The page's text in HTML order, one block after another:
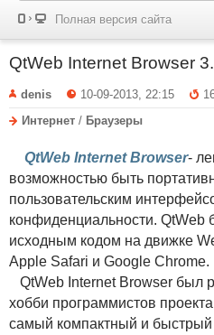
Полная версия сайта
QtWeb Internet Browser
denis 10-09-2013, 22:15
Интернет / Браузеры
QtWeb Internet Browser-
возможностью быть
пользовательским
конфиденциальности. QtWeb
исходным кодом на движке
Apple Safari и Google Chrome.
QtWeb Internet Browser был
хобби программистов
самый компактный и быстрый